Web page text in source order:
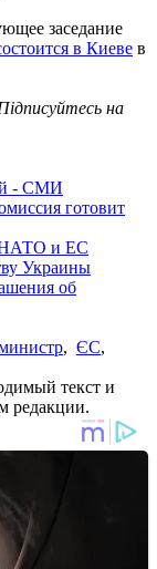
заседание
в Киеве в
на
- СМИ
готовит
НАТО и ЕС
Украины
об
, ЄС,
текст и
редакции.